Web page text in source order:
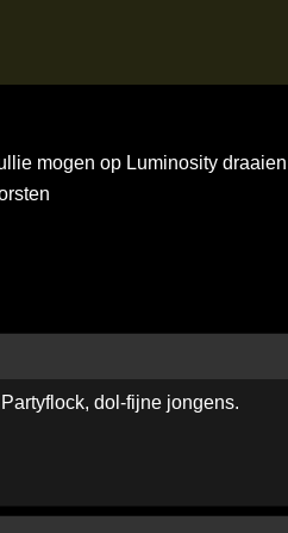
mogen op Luminosity
dol-fijne jongens.